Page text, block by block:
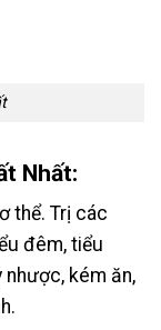
Nhất:
thể. Trị các
đêm, tiểu
nhược, kém ăn,